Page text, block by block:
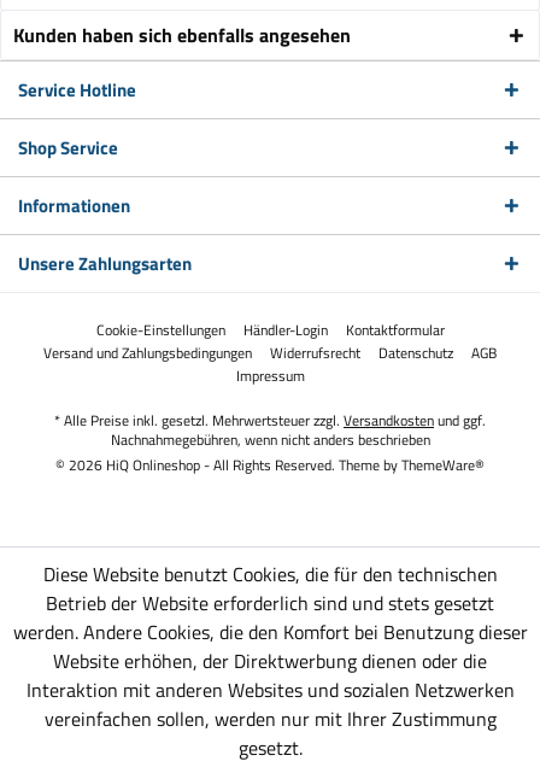
Kunden haben sich ebenfalls angesehen
Service Hotline
Shop Service
Informationen
Unsere Zahlungsarten
Cookie-Einstellungen Händler-Login
Kontaktformular
Versand und Zahlungsbedingungen
Widerrufsrecht Datenschutz
AGB
Impressum
* Alle Preise inkl. gesetzl. Mehrwertsteuer zzgl. Versandkostenund ggf.
Nachnahmegebühren, wenn nicht anders beschrieben
© 2026 HiQ Onlineshop - All Rights Reserved. Theme byThemeWare®
Diese Website benutzt Cookies, die für den technischen
Betrieb der Website erforderlich sind und stets gesetzt
werden. Andere Cookies, die den Komfort bei Benutzung dieser
Website erhöhen, der Direktwerbung dienen oder die
Interaktion mit anderen Websites und sozialen Netzwerken
vereinfachen sollen, werden nur mit Ihrer Zustimmung
gesetzt.